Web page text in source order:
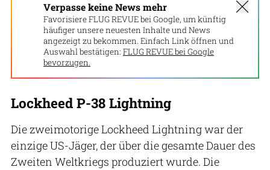
Verpasse keine News mehr
Favorisiere FLUG REVUE bei Google, um künftig
häufiger unsere neuesten Inhalte und News
angezeigt zu bekommen. Einfach Link öffnen und
Auswahl bestätigen: FLUG REVUE bei Google
bevorzugen.
Lockheed P-38 Lightning
Die zweimotorige Lockheed Lightning war der
einzige US-Jäger, der über die gesamte Dauer des
Zweiten Weltkriegs produziert wurde. Die